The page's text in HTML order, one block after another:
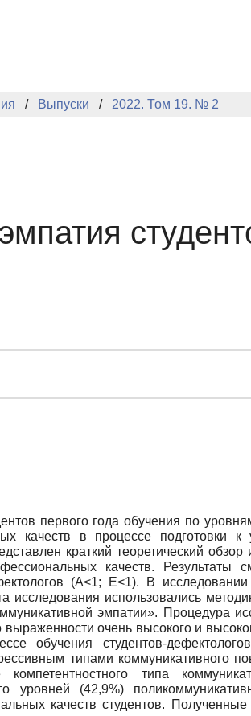
Выпуски 2022. Том 19. № 2
первого года обучения по
качеств в процессе подготовки к
краткий теоретический
качеств. Результаты
(A<1; E<1). В
исследования использовались
эмпатии». Процедура
очень высокого и
обучения студентов-
типами коммуникативного
типа
уровней (42,9%)
качеств студентов.